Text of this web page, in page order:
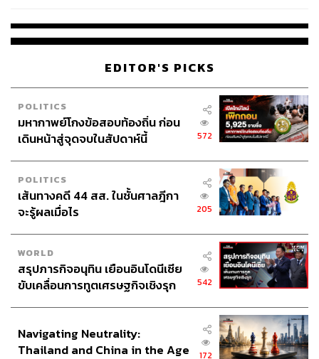
EDITOR'S PICKS
POLITICS
มหากาพย์โกงข้อสอบท้องถิ่น ก่อน
เดินหน้าสู่จุดจบในสัปดาห์นี้
572
POLITICS
เส้นทางคดี 44 สส. ในชั้นศาลฎีกา
จะรู้ผลเมื่อไร
205
WORLD
สรุปภารกิจอนุทิน เยือนอินโดนีเซีย
ขับเคลื่อนการทูตเศรษฐกิจเชิงรุก
542
Navigating Neutrality:
Thailand and China in the Age
172